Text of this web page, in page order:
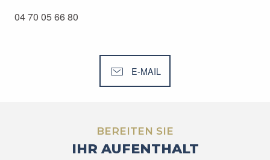
04 70 05 66 80
E-MAIL
BEREITEN SIE
IHR AUFENTHALT